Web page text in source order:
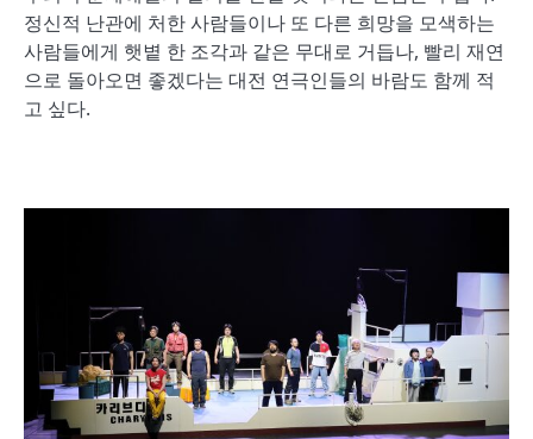
정신적 난관에 처한 사람들이나 또 다른 희망을 모색하는
사람들에게 햇볕 한 조각과 같은 무대로 거듭나, 빨리 재연
으로 돌아오면 좋겠다는 대전 연극인들의 바람도 함께 적
고 싶다.